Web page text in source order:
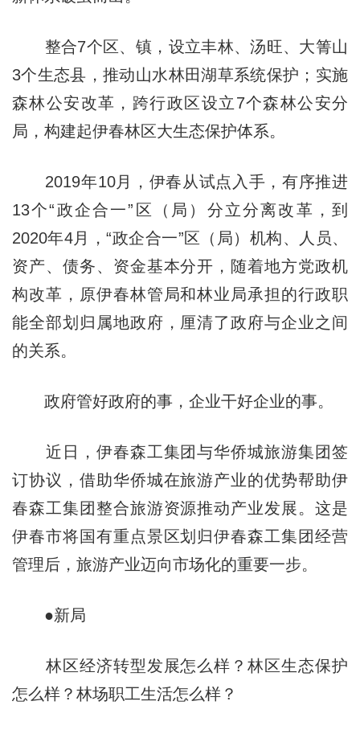
整合7个区、镇，设立丰林、汤旺、大箐山
3个生态县，推动山水林田湖草系统保护；实施
森林公安改革，跨行政区设立7个森林公安分
局，构建起伊春林区大生态保护体系。
2019年10月，伊春从试点入手，有序推进
13个“政企合一”区（局）分立分离改革，到
2020年4月，“政企合一”区（局）机构、人员、
资产、债务、资金基本分开，随着地方党政机
构改革，原伊春林管局和林业局承担的行政职
能全部划归属地政府，厘清了政府与企业之间
的关系。
政府管好政府的事，企业干好企业的事。
近日，伊春森工集团与华侨城旅游集团签
订协议，借助华侨城在旅游产业的优势帮助伊
春森工集团整合旅游资源推动产业发展。这是
伊春市将国有重点景区划归伊春森工集团经营
管理后，旅游产业迈向市场化的重要一步。
●新局
林区经济转型发展怎么样？林区生态保护
怎么样？林场职工生活怎么样？